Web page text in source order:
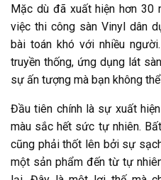
Mặc dù đã xuất hiện hơn 30
việc thi công sàn Vinyl dân
bài toán khó với nhiều
truyền thống, ứng dụng lát
sự ấn tượng mà bạn không
Đầu tiên chính là sự xuất
màu sắc hết sức tự nhiên.
cũng phải thốt lên bởi sự
một sản phẩm đến từ tự